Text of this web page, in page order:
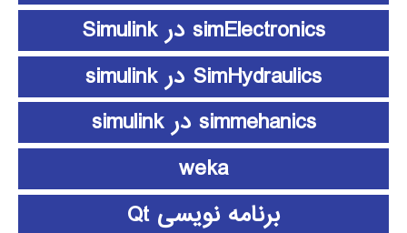
simElectronics در Simulink
SimHydraulics در simulink
simmehanics در simulink
weka
برنامه نویسی Qt